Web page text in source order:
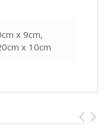
x 9cm,
x 10cm